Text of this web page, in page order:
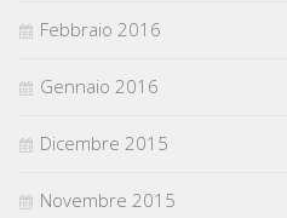
Febbraio 2016
Gennaio 2016
Dicembre 2015
Novembre 2015